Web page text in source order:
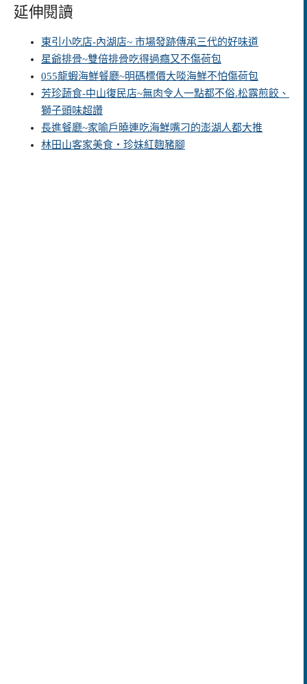
延伸閱讀
東引小吃店-內湖店~ 市場發跡傳承三代的好味道
星爺排骨~雙倍排骨吃得過癮又不傷荷包
055龍蝦海鮮餐廳~明碼標價大啖海鮮不怕傷荷包
芳珍蔬食-中山復民店~無肉令人一點都不俗.松露煎餃、
獅子頭味超讚
長進餐廳~家喻戶曉連吃海鮮嘴刁的澎湖人都大推
林田山客家美食‧珍妹紅麴豬腳